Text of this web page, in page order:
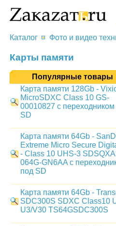
Каталог Фото и видео
Карты памяти
Популярные товары
Карта памяти 128Gb -
MicroSDXC Class 10 GS-
00010827 с переходником
SD
Карта памяти 64Gb -
Extreme Micro Secure
- Class 10 UHS-3
064G-GN6AA с
под SD
Карта памяти 64Gb -
SDC300S SDXC Class10
U3/V30 TS64GSDC300S